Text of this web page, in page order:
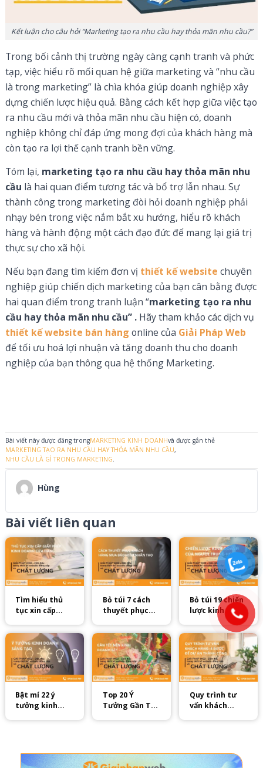
Kết luận cho câu hỏi “Marketing tạo ra nhu cầu hay thỏa mãn nhu cầu?”
Trong bối cảnh thị trường ngày càng cạnh tranh và phức
tạp, việc hiểu rõ mối quan hệ giữa marketing và “nhu cầu
là trong marketing” là chìa khóa giúp doanh nghiệp xây
dựng chiến lược hiệu quả. Bằng cách kết hợp giữa việc tạo
ra nhu cầu mới và thỏa mãn nhu cầu hiện có, doanh
nghiệp không chỉ đáp ứng mong đợi của khách hàng mà
còn tạo ra lợi thế cạnh tranh bền vững.
Tóm lại, marketing tạo ra nhu cầu hay thỏa mãn nhu
cầu là hai quan điểm tương tác và bổ trợ lẫn nhau. Sự
thành công trong marketing đòi hỏi doanh nghiệp phải
nhạy bén trong việc nắm bắt xu hướng, hiểu rõ khách
hàng và hành động một cách đạo đức để mang lại giá trị
thực sự cho xã hội.
Nếu bạn đang tìm kiếm đơn vị thiết kế website chuyên
nghiệp giúp chiến dịch marketing của bạn cân bằng được
hai quan điểm trong tranh luận “marketing tạo ra nhu
cầu hay thỏa mãn nhu cầu” . Hãy tham khảo các dịch vụ
thiết kế website bán hàng online của Giải Pháp Web
để tối ưu hoá lợi nhuận và tăng doanh thu cho doanh
nghiệp của bạn thông qua hệ thống Marketing.
Bài viết này được đăng trongMARKETING KINH DOANHvà được gắn thẻ
MARKETING TẠO RA NHU CẦU HAY THỎA MÃN NHU CẦU,
NHU CẦU LÀ GÌ TRONG MARKETING.
Hùng
Bài viết liên quan
Tìm hiểu thủ
tục xin cấp
doanh cửa
hàng mới nhất
2025
Bỏ túi 7 cách
thuyết phục
mua bảo hiểm
nhân thọ hiệu
quả
Bỏ túi 19 chiến
lược kinh
doanh của
người Trung
Hoa hiệu quả
Bật mí 22 ý
tưởng kinh
Top 20 Ý
Tưởng Gần Tết
Quy trình tư
vấn khách